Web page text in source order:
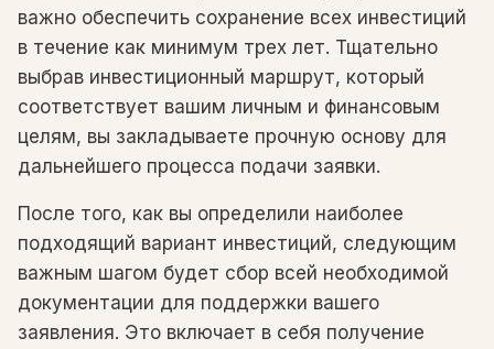
важно обеспечить сохранение всех инвестиций
в течение как минимум трех лет. Тщательно
выбрав инвестиционный маршрут, который
соответствует вашим личным и финансовым
целям, вы закладываете прочную основу для
дальнейшего процесса подачи заявки.
После того, как вы определили наиболее
подходящий вариант инвестиций, следующим
важным шагом будет сбор всей необходимой
документации для поддержки вашего
заявления. Это включает в себя получение